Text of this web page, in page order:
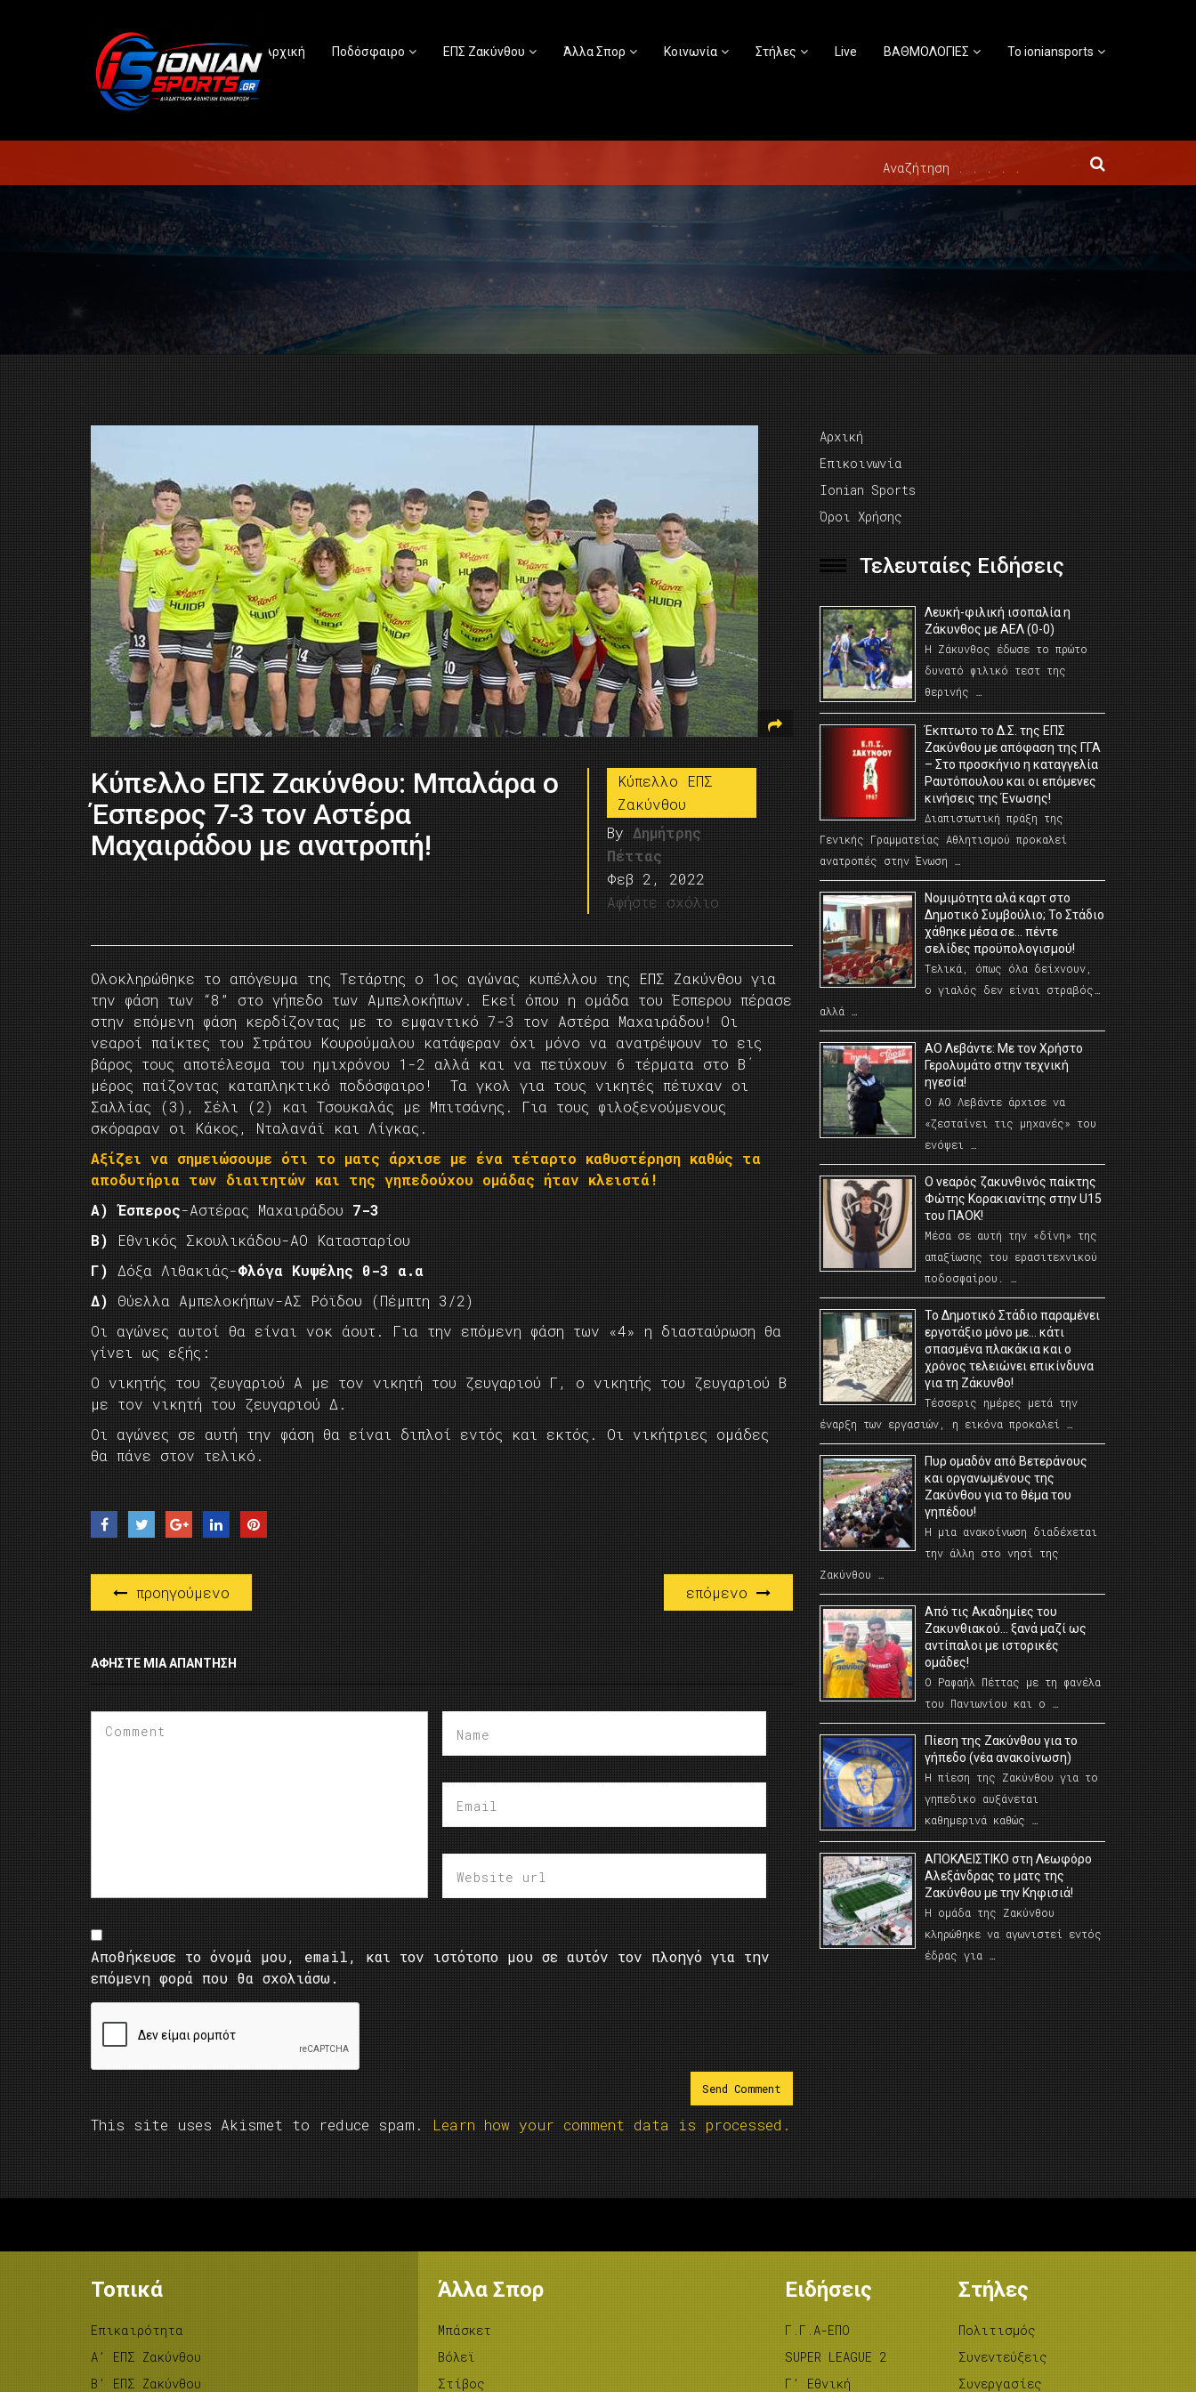
Αρχική Ποδόσφαιρο ΕΠΣ Ζακύνθου Άλλα Σπορ Κοινωνία Στήλες Live ΒΑΘΜΟΛΟΓΙΕΣ Το ioniansports
Kύπελλο ΕΠΣ Ζακύνθου: Μπαλάρα ο
Έσπερος 7-3 τον Αστέρα
Μαχαιράδου με ανατροπή!
Κύπελλο ΕΠΣ
Ζακύνθου
By Δημήτρης
Πέττας
Φεβ 2, 2022
Αφήστε σχόλιο
Ολοκληρώθηκε το απόγευμα της Τετάρτης ο 1ος αγώνας κυπέλλου της ΕΠΣ Ζακύνθου για
την φάση των “8” στο γήπεδο των Αμπελοκήπων. Εκεί όπου η ομάδα του Έσπερου πέρασε
στην επόμενη φάση κερδίζοντας με το εμφαντικό 7-3 τον Αστέρα Μαχαιράδου! Οι
νεαροί παίκτες του Στράτου Κουρούμαλου κατάφεραν όχι μόνο να ανατρέψουν το εις
βάρος τους αποτέλεσμα του ημιχρόνου 1-2 αλλά και να πετύχουν 6 τέρματα στο Β΄
μέρος παίζοντας καταπληκτικό ποδόσφαιρο! Τα γκολ για τους νικητές πέτυχαν οι
Σαλλίας (3), Σέλι (2) και Τσουκαλάς με Μπιτσάνης. Για τους φιλοξενούμενους
σκόραραν οι Κάκος, Νταλανάϊ και Λίγκας.
Αξίζει να σημειώσουμε ότι το ματς άρχισε με ένα τέταρτο καθυστέρηση καθώς τα
αποδυτήρια των διαιτητών και της γηπεδούχου ομάδας ήταν κλειστά!
A) Έσπερος-Αστέρας Μαχαιράδου 7-3
Β) Εθνικός Σκουλικάδου-ΑΟ Κατασταρίου
Γ) Δόξα Λιθακιάς-Φλόγα Κυψέλης 0-3 α.α
Δ) Θύελλα Αμπελοκήπων-ΑΣ Ρόϊδου (Πέμπτη 3/2)
Οι αγώνες αυτοί θα είναι νοκ άουτ. Για την επόμενη φάση των «4» η διασταύρωση θα
γίνει ως εξής:
Ο νικητής του ζευγαριού Α με τον νικητή του ζευγαριού Γ, ο νικητής του ζευγαριού Β
με τον νικητή του ζευγαριού Δ.
Οι αγώνες σε αυτή την φάση θα είναι διπλοί εντός και εκτός. Οι νικήτριες ομάδες
θα πάνε στον τελικό.
προηγούμενο επόμενο
ΑΦΉΣΤΕ ΜΙΑ ΑΠΆΝΤΗΣΗ
Αποθήκευσε το όνομά μου, email, και τον ιστότοπο μου σε αυτόν τον πλοηγό για την
επόμενη φορά που θα σχολιάσω.
This site uses Akismet to reduce spam. Learn how your comment data is processed.
Αρχική
Επικοινωνία
Ionian Sports
Όροι Χρήσης
Τελευταίες Ειδήσεις
Λευκή-φιλική ισοπαλία η
Ζάκυνθος με ΑΕΛ (0-0)
Η Ζάκυνθος έδωσε το πρώτο
δυνατό φιλικό τεστ της
θερινής …
Έκπτωτο το Δ.Σ. της ΕΠΣ
Ζακύνθου με απόφαση της ΓΓΑ
– Στο προσκήνιο η καταγγελία
Ραυτόπουλου και οι επόμενες
κινήσεις της Ένωσης!
Διαπιστωτική πράξη της
Γενικής Γραμματείας Αθλητισμού προκαλεί
ανατροπές στην Ένωση …
Νομιμότητα αλά καρτ στο
Δημοτικό Συμβούλιο; Το Στάδιο
χάθηκε μέσα σε… πέντε
σελίδες προϋπολογισμού!
Τελικά, όπως όλα δείχνουν,
ο γιαλός δεν είναι στραβός…
αλλά …
ΑΟ Λεβάντε: Με τον Χρήστο
Γερολυμάτο στην τεχνική
ηγεσία!
Ο ΑΟ Λεβάντε άρχισε να
«ζεσταίνει τις μηχανές» του
ενόψει …
O νεαρός ζακυνθινός παίκτης
Φώτης Κορακιανίτης στην U15
του ΠΑΟΚ!
Μέσα σε αυτή την «δίνη» της
απαξίωσης του ερασιτεχνικού
ποδοσφαίρου. …
Το Δημοτικό Στάδιο παραμένει
εργοτάξιο μόνο με… κάτι
σπασμένα πλακάκια και ο
χρόνος τελειώνει επικίνδυνα
για τη Ζάκυνθο!
Τέσσερις ημέρες μετά την
έναρξη των εργασιών, η εικόνα προκαλεί …
Πυρ ομαδόν από Βετεράνους
και οργανωμένους της
Ζακύνθου για το θέμα του
γηπέδου!
Η μια ανακοίνωση διαδέχεται
την άλλη στο νησί της
Ζακύνθου …
Από τις Ακαδημίες του
Ζακυνθιακού… ξανά μαζί ως
αντίπαλοι με ιστορικές
ομάδες!
Ο Ραφαήλ Πέττας με τη φανέλα
του Πανιωνίου και ο …
Πίεση της Ζακύνθου για το
γήπεδο (νέα ανακοίνωση)
Η πίεση της Ζακύνθου για το
γηπεδικο αυξάνεται
καθημερινά καθώς …
AΠΟΚΛΕΙΣΤΙΚΟ στη Λεωφόρο
Αλεξάνδρας το ματς της
Ζακύνθου με την Κηφισιά!
Η ομάδα της Ζακύνθου
κληρώθηκε να αγωνιστεί εντός
έδρας για …
Τοπικά
Επικαιρότητα
A’ ΕΠΣ Ζακύνθου
B’ ΕΠΣ Ζακύνθου
Άλλα Σπορ
Μπάσκετ
Βόλεϊ
Στίβος
Ειδήσεις
Γ.Γ.Α-ΕΠΟ
SUPER LEAGUE 2
Γ’ Εθνική
Στήλες
Πολιτισμός
Συνεντεύξεις
Συνεργασίες